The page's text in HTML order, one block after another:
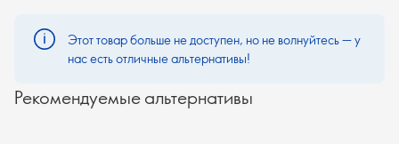
Этот товар больше не доступен, но не волнуйтесь — у
нас есть отличные альтернативы!
Рекомендуемые альтернативы